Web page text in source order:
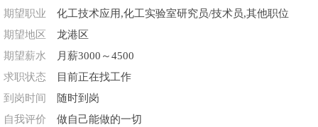
期望职业
化工技术应用,化工实验室研究员/技术员,其他职位
期望地区
龙港区
期望薪水
月薪3000～4500
求职状态
目前正在找工作
到岗时间
随时到岗
自我评价
做自己能做的一切